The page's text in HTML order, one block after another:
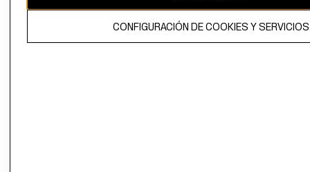
CONFIGURACIÓN DE COOKIES Y SERVICIOS